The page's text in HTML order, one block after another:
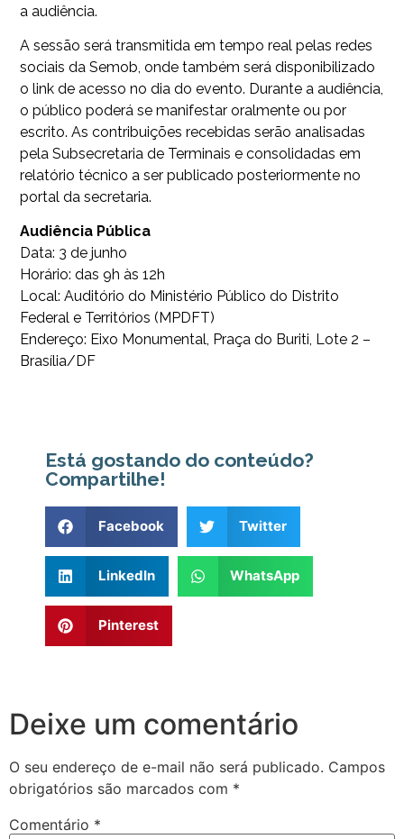
a audiência.
A sessão será transmitida em tempo real pelas redes
sociais da Semob, onde também será disponibilizado
o link de acesso no dia do evento. Durante a audiência,
o público poderá se manifestar oralmente ou por
escrito. As contribuições recebidas serão analisadas
pela Subsecretaria de Terminais e consolidadas em
relatório técnico a ser publicado posteriormente no
portal da secretaria.
Audiência Pública
Data: 3 de junho
Horário: das 9h às 12h
Local: Auditório do Ministério Público do Distrito
Federal e Territórios (MPDFT)
Endereço: Eixo Monumental, Praça do Buriti, Lote 2 –
Brasília/DF
Está gostando do conteúdo?
Compartilhe!
Facebook Twitter
LinkedIn WhatsApp
Pinterest
Deixe um comentário
O seu endereço de e-mail não será publicado. Campos
obrigatórios são marcados com *
Comentário *